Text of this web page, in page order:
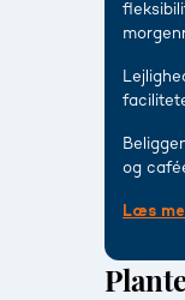
og
Læs